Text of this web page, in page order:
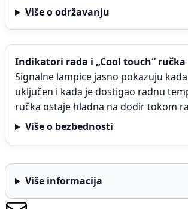
Više o održavanju
Indikatori rada i „Cool touch“ ručka
Signalne lampice jasno pokazuju
uključen i kada je dostigao radnu
ručka ostaje hladna na dodir tokom
Više o bezbednosti
Više informacija